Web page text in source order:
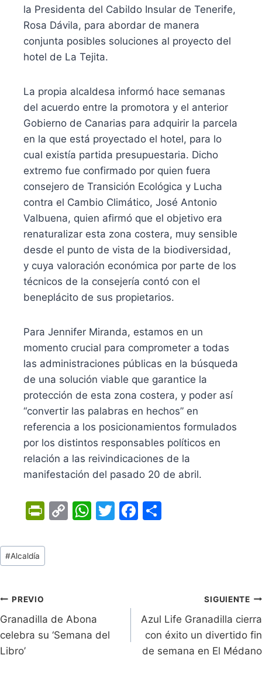
la Presidenta del Cabildo Insular de Tenerife,
Rosa Dávila, para abordar de manera
conjunta posibles soluciones al proyecto del
hotel de La Tejita.
La propia alcaldesa informó hace semanas
del acuerdo entre la promotora y el anterior
Gobierno de Canarias para adquirir la parcela
en la que está proyectado el hotel, para lo
cual existía partida presupuestaria. Dicho
extremo fue confirmado por quien fuera
consejero de Transición Ecológica y Lucha
contra el Cambio Climático, José Antonio
Valbuena, quien afirmó que el objetivo era
renaturalizar esta zona costera, muy sensible
desde el punto de vista de la biodiversidad,
y cuya valoración económica por parte de los
técnicos de la consejería contó con el
beneplácito de sus propietarios.
Para Jennifer Miranda, estamos en un
momento crucial para comprometer a todas
las administraciones públicas en la búsqueda
de una solución viable que garantice la
protección de esta zona costera, y poder así
“convertir las palabras en hechos” en
referencia a los posicionamientos formulados
por los distintos responsables políticos en
relación a las reivindicaciones de la
manifestación del pasado 20 de abril.
Pr
tF
ri
dl
y
C
k
W
p
T
F
o
k
Tags
de
#Alcaldía
Navegación
de
entradas
PREVIO
Granadilla de Abona
celebra su ‘Semana del
Libro’
SIGUIENTE
Azul Life Granadilla cierra
con éxito un divertido fin
de semana en El Médano